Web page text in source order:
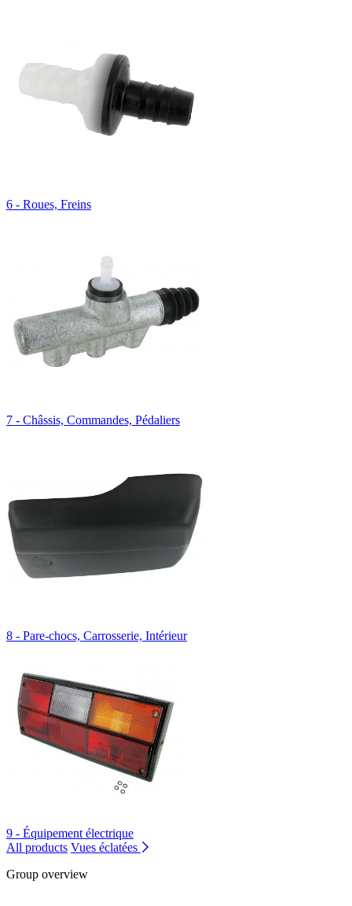
6 - Roues, Freins
7 - Châssis, Commandes, Pédaliers
8 - Pare-chocs, Carrosserie, Intérieur
9 - Équipement électrique
All products Vues éclatées
Group overview